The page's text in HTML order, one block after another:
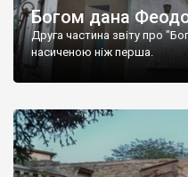
Богом дана
Друга частина звіту про
насиченою ніж перша.